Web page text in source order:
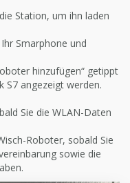
Station, um ihn laden
Smarphone und
hinzufügen“ getippt
S7 angezeigt werden.
Sie die WLAN-Daten
Roboter, sobald Sie
sowie die